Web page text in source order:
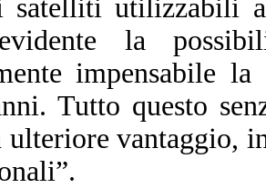
utilizzabili
la
impensabile
Tutto questo
ulteriore vantaggio,